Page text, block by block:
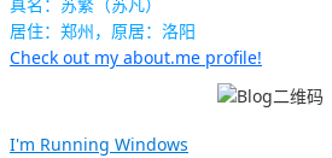
居住：郑州，原居：洛阳
Check out my about.me profile!
I'm Running Windows